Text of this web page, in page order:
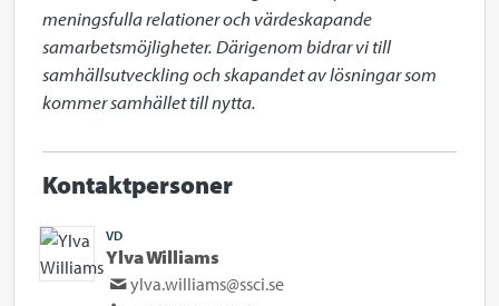
meningsfulla relationer och värdeskapande
samarbetsmöjligheter. Därigenom bidrar vi till
samhällsutveckling och skapandet av lösningar som
kommer samhället till nytta.
Kontaktpersoner
VD
Ylva Williams
ylva.williams@ssci.se